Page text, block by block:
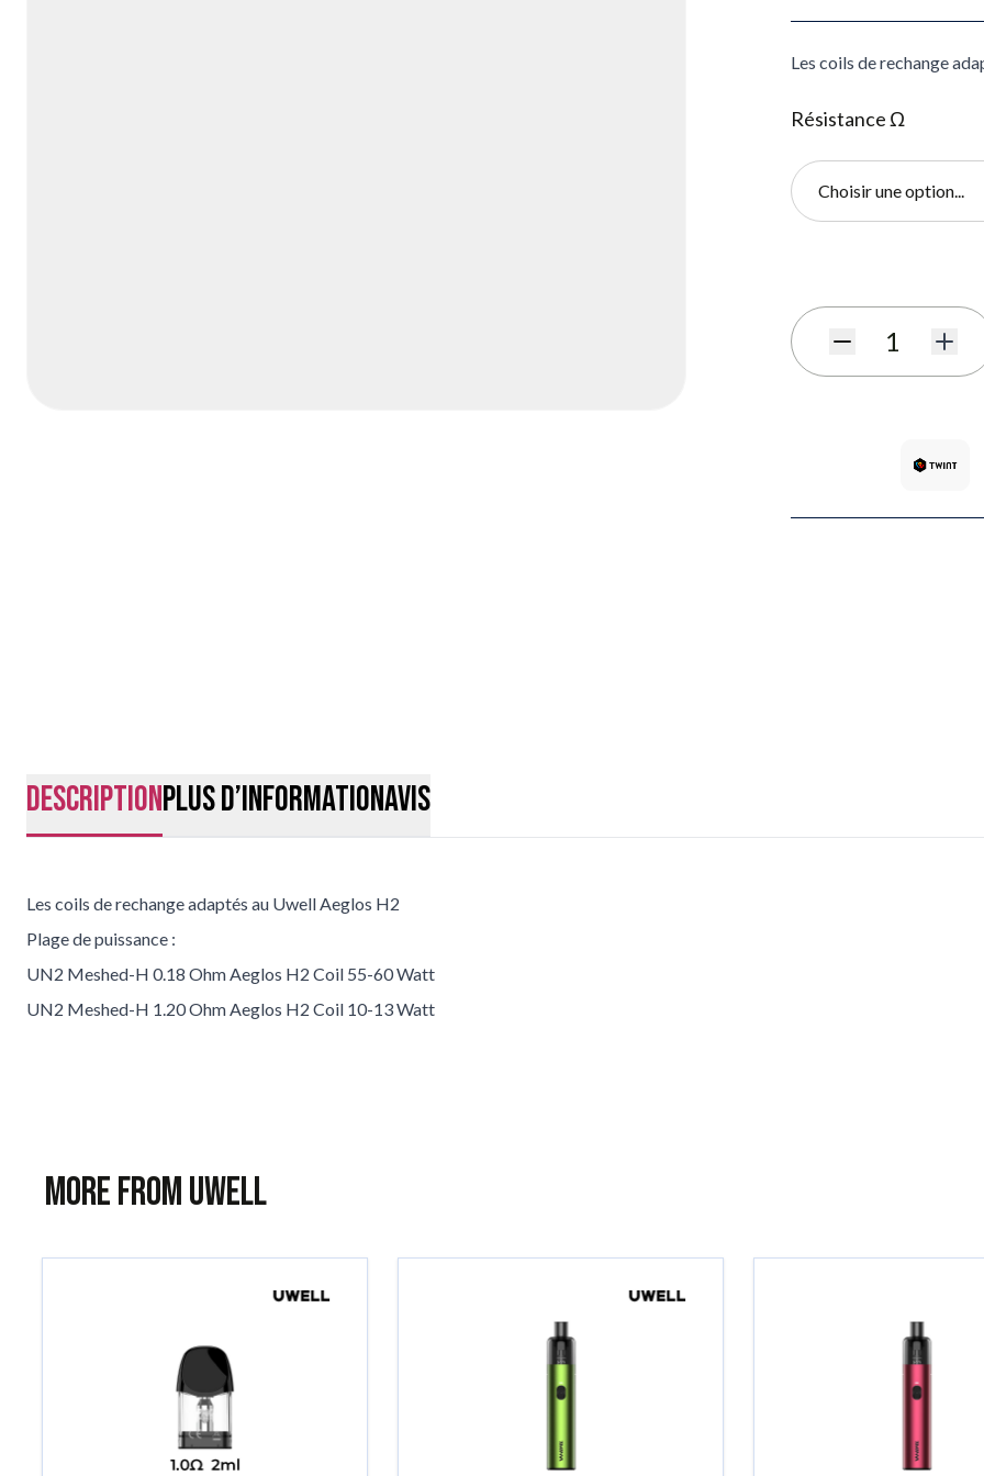
Les coils de rechange
Résistance Ω
Choisir une option...
Quantité
DescriptionPlus d’informationAvis
Les coils de rechange adaptés au Uwell Aeglos H2
Plage de puissance :
UN2 Meshed-H 0.18 Ohm Aeglos H2 Coil 55-60 Watt
UN2 Meshed-H 1.20 Ohm Aeglos H2 Coil 10-13 Watt
More from Uwell